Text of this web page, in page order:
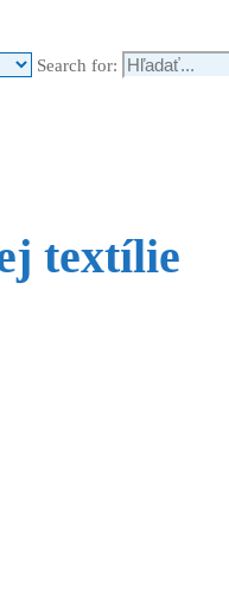
Search for:
textílie